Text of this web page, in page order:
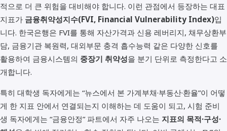
적으로 더 큰 위험을 대비해야 합니다. 이런 관점에서 등장하는 대표
지표가 금융취약성지수(FVI, Financial Vulnerability Index)입
니다. 한국은행은 FVI를 통해 자산가격과 신용 레버리지, 채무상환부
담, 금융기관 복원력, 대외부문 충격 흡수능력 같은 다양한 신호를
활용하여 금융시스템의 중장기 취약성을 분기 단위로 측정한다고 소
개합니다.
특히 대학생 독자에게는 “뉴스에서 본 가계부채·부동산·환율”이 어떻
게 한 지표 안에서 연결되는지 이해하는 데 도움이 되고, 시험 준비
생 독자에게는 “금융안정” 파트에서 자주 나오는 지표의 목적·구성·